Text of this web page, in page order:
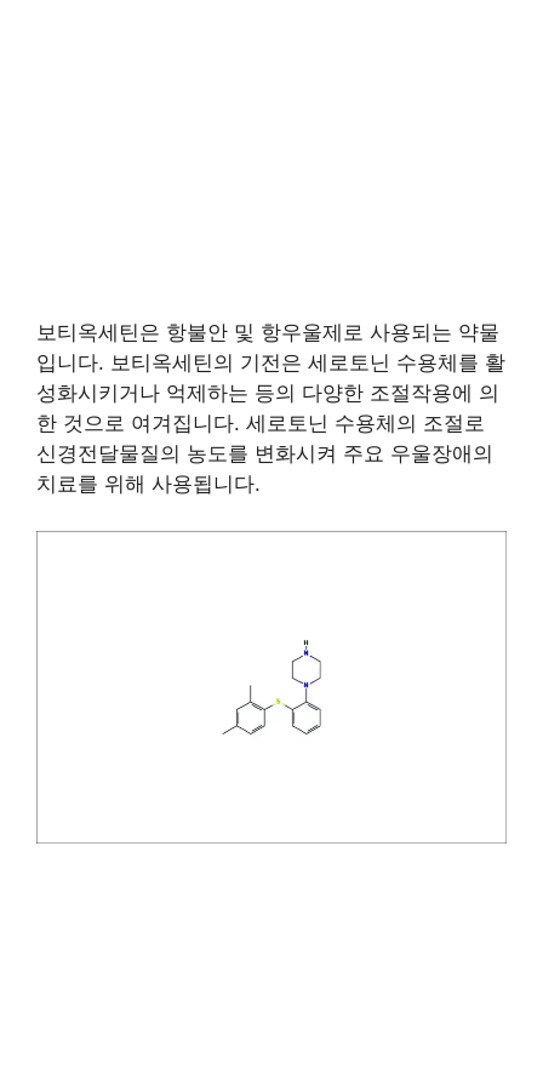
보티옥세틴은 항불안 및 항우울제로 사용되는 약물
입니다. 보티옥세틴의 기전은 세로토닌 수용체를 활
성화시키거나 억제하는 등의 다양한 조절작용에 의
한 것으로 여겨집니다. 세로토닌 수용체의 조절로
신경전달물질의 농도를 변화시켜 주요 우울장애의
치료를 위해 사용됩니다.